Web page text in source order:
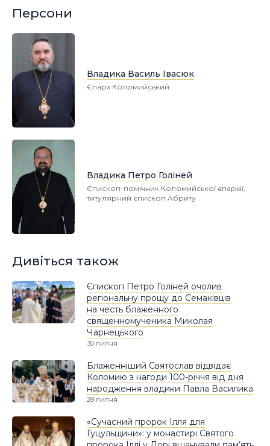
Персони
Владика Василь Івасюк
Єпарх Коломийський
Владика Петро Голіней
Єпископ-помічник Коломийської єпархії,
титулярний єпископ Абриту
Дивіться також
Єпископ Петро Голіней очолив
регіональну прощу до Семаківців
на честь блаженного
священномученика Миколая
Чарнецького
30 липня
Блаженніший Святослав відвідає
Коломию з нагоди 100-річчя від дня
народження владики Павла Василика
28 липня
«Сучасний пророк Ілля для
Гуцульщини»: у монастирі Святого